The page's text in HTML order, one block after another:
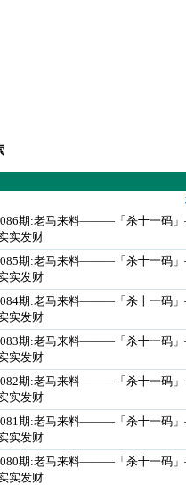
086期:老马来料———「杀十一码
实发财
085期:老马来料———「杀十一码
实发财
084期:老马来料———「杀十一码
实发财
083期:老马来料———「杀十一码
实发财
082期:老马来料———「杀十一码
实发财
081期:老马来料———「杀十一码
实发财
080期:老马来料———「杀十一码
实发财